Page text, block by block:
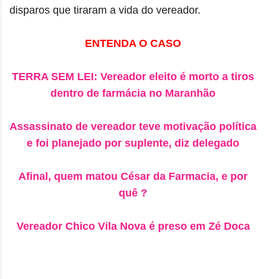
disparos que tiraram a vida do vereador.
ENTENDA O CASO
TERRA SEM LEI: Vereador eleito é morto a tiros
dentro de farmácia no Maranhão
Assassinato de vereador teve motivação política
e foi planejado por suplente, diz delegado
Afinal, quem matou César da Farmacia, e por
quê ?
Vereador Chico Vila Nova é preso em Zé Doca